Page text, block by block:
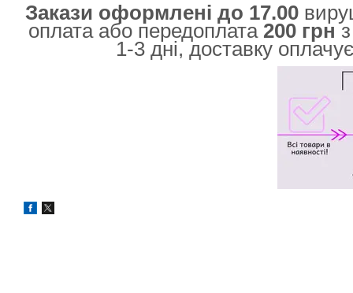
Закази оформлені до 17.00
оплата або передоплата 200 грн
1-3 дні, доставку